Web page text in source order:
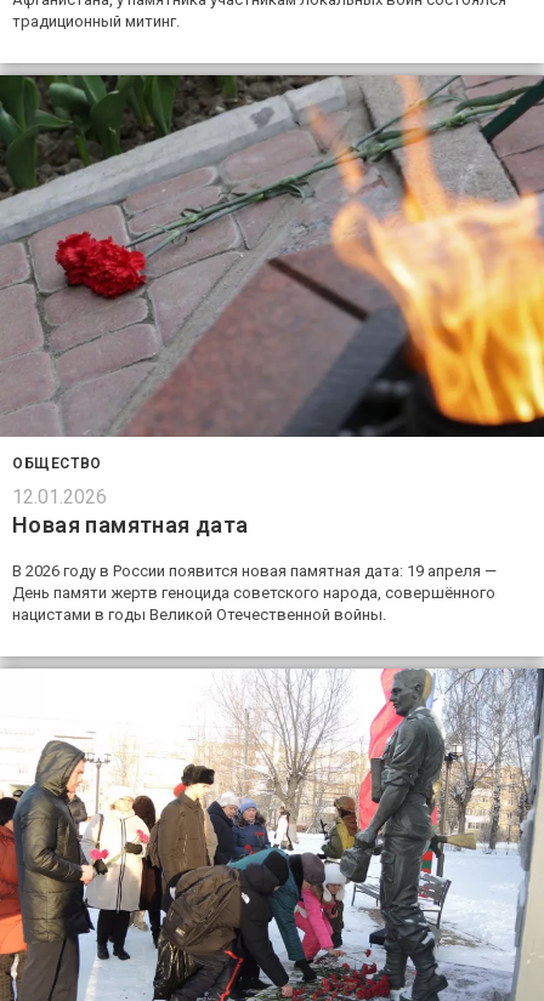
традиционный митинг.
ОБЩЕСТВО
12.01.2026
Новая памятная дата
В 2026 году в России появится новая памятная дата: 19 апреля —
День памяти жертв геноцида советского народа, совершённого
нацистами в годы Великой Отечественной войны.